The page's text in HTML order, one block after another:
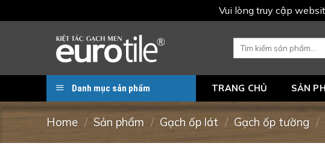
Vui lòng truy cập
Search
Danh mục sản phẩm TRANG CHỦ SẢN
Home / Sản phẩm / Gạch ốp lát / Gạch ốp tường /